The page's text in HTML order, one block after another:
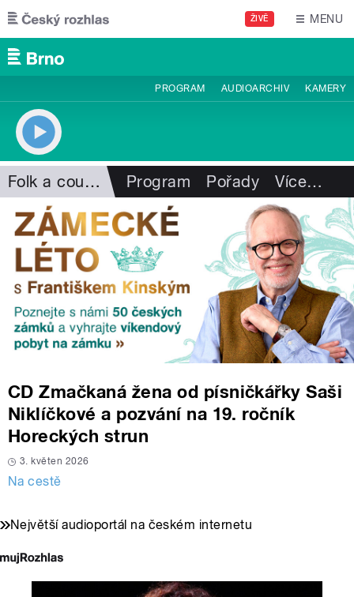
Přejít k hlavnímu obsahu
ŽIVĚ MENU
PROGRAM AUDIOARCHIV KAMERY
Folk a country Program Pořady Více…
CD Zmačkaná žena od písničkářky Saši
Niklíčkové a pozvání na 19. ročník
Horeckých strun
3. květen 2026
Na cestě
Největší audioportál na českém internetu